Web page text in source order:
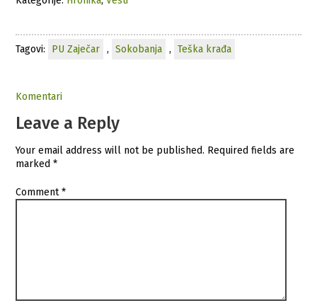
Tagovi: PU Zaječar , Sokobanja , Teška krađa
Komentari
Leave a Reply
Your email address will not be published. Required fields are
marked*
Comment*